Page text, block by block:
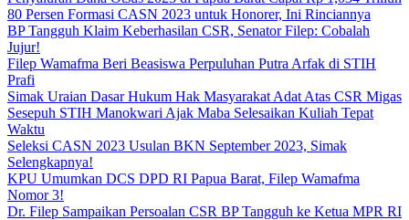
80 Persen Formasi CASN 2023 untuk Honorer, Ini Rinciannya
BP Tangguh Klaim Keberhasilan CSR, Senator Filep: Cobalah
Jujur!
Filep Wamafma Beri Beasiswa Perpuluhan Putra Arfak di STIH
Prafi
Simak Uraian Dasar Hukum Hak Masyarakat Adat Atas CSR Migas
Sesepuh STIH Manokwari Ajak Maba Selesaikan Kuliah Tepat
Waktu
Seleksi CASN 2023 Usulan BKN September 2023, Simak
Selengkapnya!
KPU Umumkan DCS DPD RI Papua Barat, Filep Wamafma
Nomor 3!
Dr. Filep Sampaikan Persoalan CSR BP Tangguh ke Ketua MPR RI